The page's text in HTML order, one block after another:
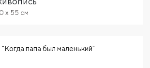
x 55 см
папа был маленький"